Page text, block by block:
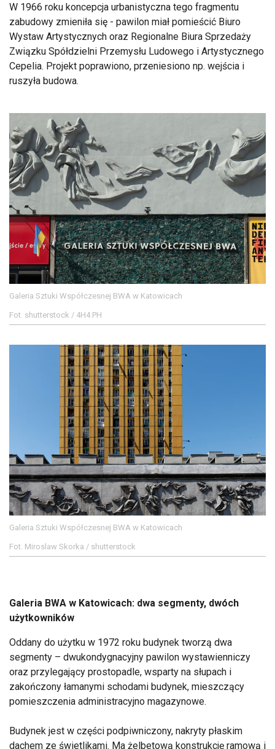
W 1966 roku koncepcja urbanistyczna tego fragmentu
zabudowy zmieniła się - pawilon miał pomieścić Biuro
Wystaw Artystycznych oraz Regionalne Biura Sprzedaży
Związku Spółdzielni Przemysłu Ludowego i Artystycznego
Cepelia. Projekt poprawiono, przeniesiono np. wejścia i
ruszyła budowa.
Galeria Sztuki Współczesnej BWA w Katowicach
Fot. shutterstock / 4H4 PH
Galeria Sztuki Współczesnej BWA w Katowicach
Fot. Miroslaw Skorka / shutterstock
Galeria BWA w Katowicach: dwa segmenty, dwóch
użytkowników
Oddany do użytku w 1972 roku budynek tworzą dwa
segmenty – dwukondygnacyjny pawilon wystawienniczy
oraz przylegający prostopadle, wsparty na słupach i
zakończony łamanymi schodami budynek, mieszczący
pomieszczenia administracyjno magazynowe.
Budynek jest w części podpiwniczony, nakryty płaskim
dachem ze świetlikami. Ma żelbetową konstrukcję ramową i